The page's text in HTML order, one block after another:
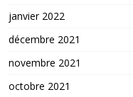
janvier 2022
décembre 2021
novembre 2021
octobre 2021